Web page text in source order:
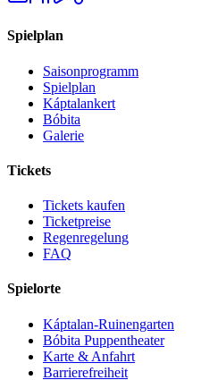
Spielplan
Saisonprogramm
Spielplan
Káptalankert
Bóbita
Galerie
Tickets
Tickets kaufen
Ticketpreise
Regenregelung
FAQ
Spielorte
Káptalan-Ruinengarten
Bóbita Puppentheater
Karte & Anfahrt
Barrierefreiheit